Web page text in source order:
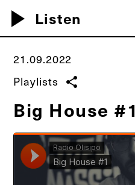
play_arrow Listen
21.09.2022
Playlists
share
Big House #1